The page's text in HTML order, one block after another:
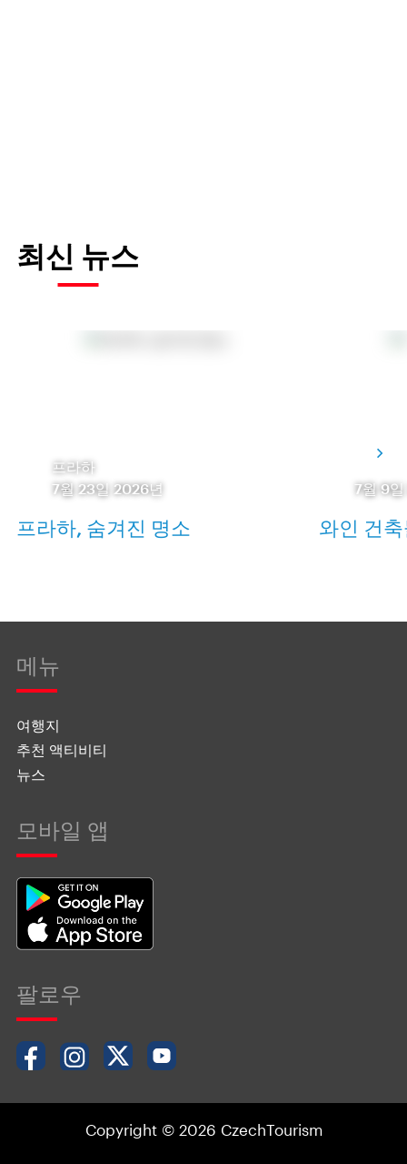
최신 뉴스
프라하
7월 23일 2026년
프라하, 숨겨진 명소
7월 9
와인 건
메뉴
여행지
추천 액티비티
뉴스
모바일 앱
팔로우
Copyright © 2026 CzechTourism